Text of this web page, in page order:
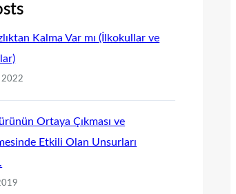
Kalma Var mı (İlkokullar ve
2022
Ortaya Çıkması ve
Etkili Olan Unsurları